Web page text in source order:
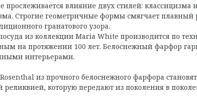
прослеживается влияние двух стилей: классицизма
Строгие геометричные формы смягчает плавный
гранатового узора.
из коллекции Maria White производится по
на протяжении 100 лет. Белоснежный фарфор
интерьерами.
из прочного белоснежного фарфора
реликвией, которую передают из поколения в